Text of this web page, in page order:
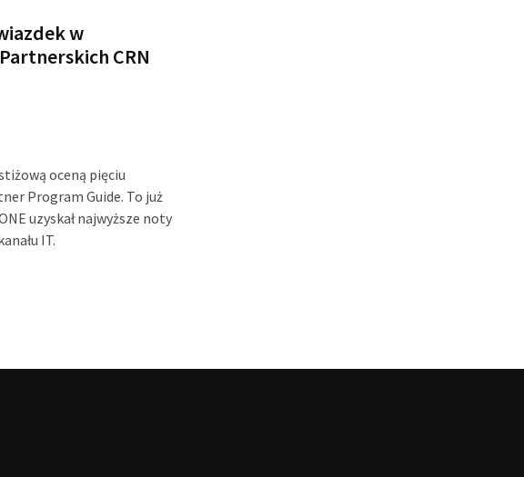
w
CRN
oceną pięciu
Program Guide. To już
uzyskał najwyższe noty
IT.